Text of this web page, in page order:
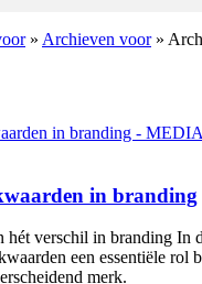
» Archieven voor»
in branding
hét verschil in branding In
een essentiële rol
merk.